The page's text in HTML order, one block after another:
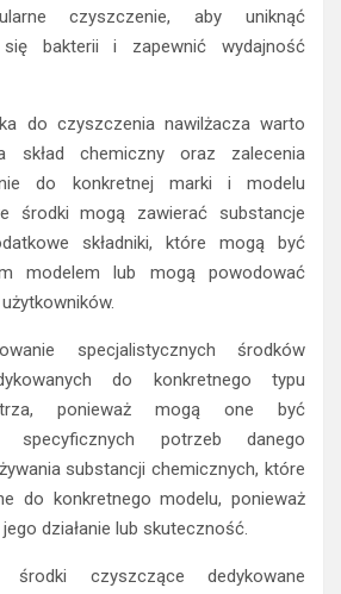
czyszczenie, aby uniknąć
się bakterii i zapewnić wydajność
do czyszczenia nawilżacza warto
skład chemiczny oraz zalecenia
do konkretnej marki i modelu
środki mogą zawierać substancje
składniki, które mogą być
modelem lub mogą powodować
specjalistycznych środków
do konkretnego typu
ponieważ mogą one być
specyficznych potrzeb danego
substancji chemicznych, które
do konkretnego modelu, ponieważ
działanie lub skuteczność.
środki czyszczące dedykowane